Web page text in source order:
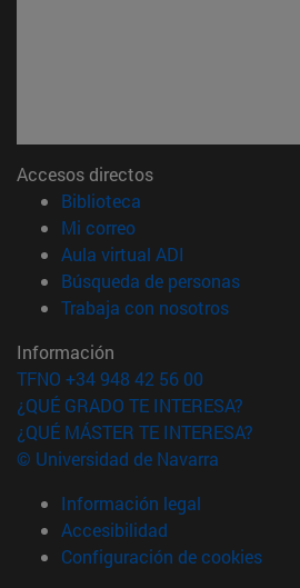
Accesos directos
Biblioteca
Mi correo(abre en nueva
Aula virtual ADI
Búsqueda de personas(abre
Trabaja con nosotros(abre en
Información
TFNO +34 948 42 56 00
¿QUÉ GRADO TE INTERESA?
¿QUÉ MÁSTER TE INTERESA?
© Universidad de Navarra
Información legal
Accesibilidad
Configuración de cookies